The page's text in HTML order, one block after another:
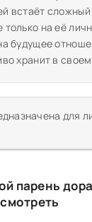
встаёт сложный
только на её
будущее
хранит в
для
парень
смотреть